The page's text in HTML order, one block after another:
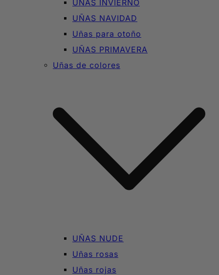
UÑAS INVIERNO
UÑAS NAVIDAD
Uñas para otoño
UÑAS PRIMAVERA
Uñas de colores
UÑAS NUDE
Uñas rosas
Uñas rojas